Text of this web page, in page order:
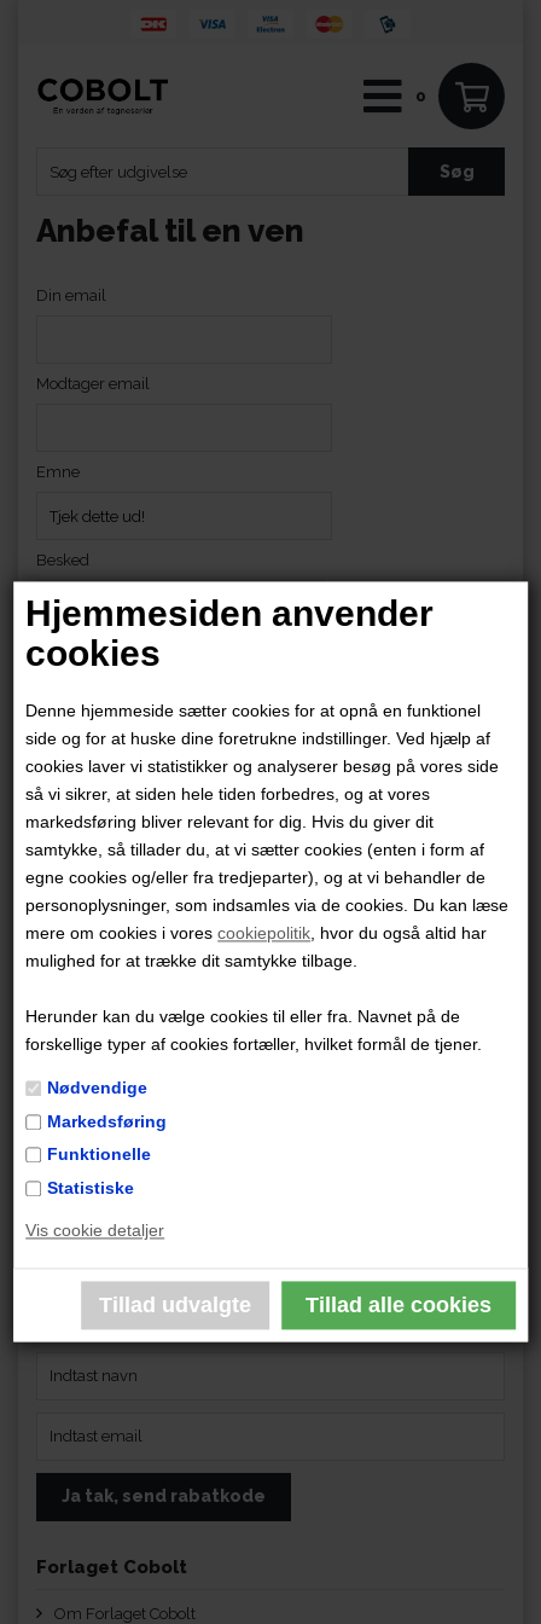
Hjemmesiden anvender
cookies
Denne hjemmeside sætter cookies for at opnå en funktionel
side og for at huske dine foretrukne indstillinger. Ved hjælp af
cookies laver vi statistikker og analyserer besøg på vores side
så vi sikrer, at siden hele tiden forbedres, og at vores
markedsføring bliver relevant for dig. Hvis du giver dit
samtykke, så tillader du, at vi sætter cookies (enten i form af
egne cookies og/eller fra tredjeparter), og at vi behandler de
personoplysninger, som indsamles via de cookies. Du kan læse
mere om cookies i vorescookiepolitik, hvor du også altid har
mulighed for at trække dit samtykke tilbage.
Herunder kan du vælge cookies til eller fra. Navnet på de
forskellige typer af cookies fortæller, hvilket formål de tjener.
Nødvendige
Markedsføring
Funktionelle
Statistiske
Vis cookie detaljer
0
Anbefal til en ven
Din email
Modtager email
Emne
Besked
Forlaget COBOLT A/S
CVR-nr. 31 46 84 26
Sankt Peders Stræde 45, 2. 1453 København K
+45 70 26 26 92
kundeservice@cobolt.dk
nyhedsbrev. Rabatten kan bruges én gang pr. kunde, gælder i 30
dage og ikke tilbud og gavekort.
Forlaget Cobolt
Om Forlaget Cobolt